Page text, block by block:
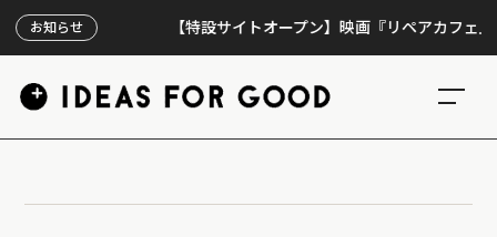
お知らせ 【特設サイトオープン】映画『リペアカフェ』、上